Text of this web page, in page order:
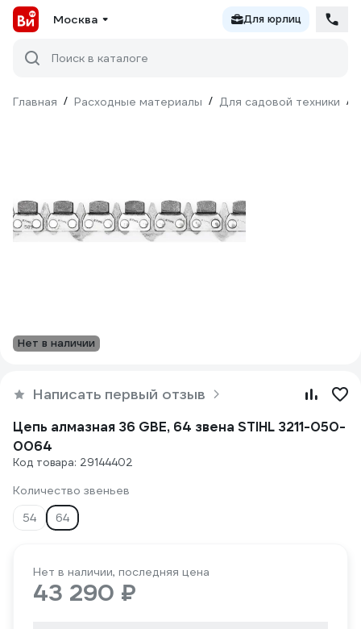
Москва Для юрлиц
Поиск в каталоге
Главная / Расходные материалы / Для садовой техники /
Нет в наличии
Написать первый отзыв
Цепь алмазная 36 GBE, 64 звена STIHL 3211-050-
0064
Код товара: 29144402
Количество звеньев
54
64
Нет в наличии, последняя цена
43 290 ₽